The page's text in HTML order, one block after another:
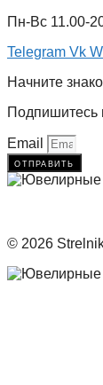
Пн-Вс 11.00-
Telegram Vk
Начните
Подпишитесь
Email
отправить
© 2026